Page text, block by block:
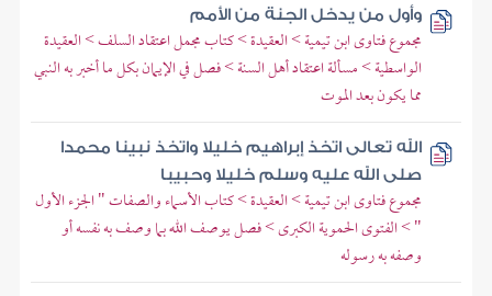
وأول من يدخل الجنة من الأمم
مجموع فتاوى ابن تيمية > العقيدة > كتاب مجمل اعتقاد السلف > العقيدة
الواسطية > مسألة اعتقاد أهل السنة > فصل في الإيمان بكل ما أخبر به النبي
مما يكون بعد الموت
الله تعالى اتخذ إبراهيم خليلا واتخذ نبينا محمدا
صلى الله عليه وسلم خليلا وحبيبا
مجموع فتاوى ابن تيمية > العقيدة > كتاب الأسماء والصفات " الجزء الأول
" > الفتوى الحموية الكبرى > فصل يوصف الله بما وصف به نفسه أو
وصفه به رسوله